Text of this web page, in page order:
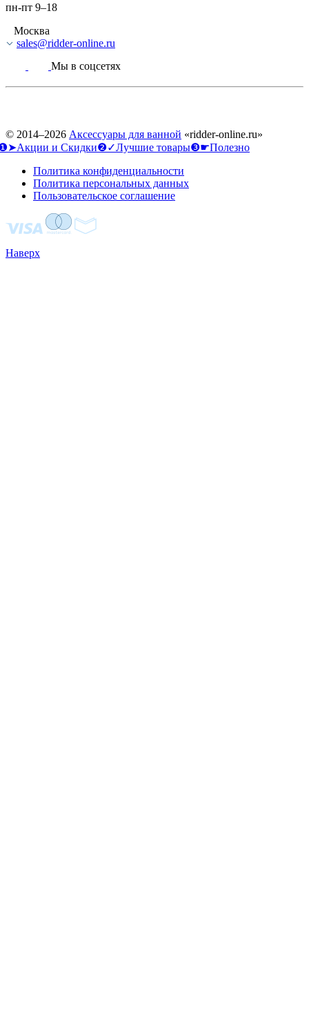
пн-пт 9–18
Москва
sales@ridder-online.ru
Мы в соцсетях
© 2014–2026 Аксессуары для ванной «ridder-online.ru»
и Скидки❷✓Лучшие товары❸☛Полезно
Политика конфиденциальности
Политика персональных данных
Пользовательское соглашение
Наверх